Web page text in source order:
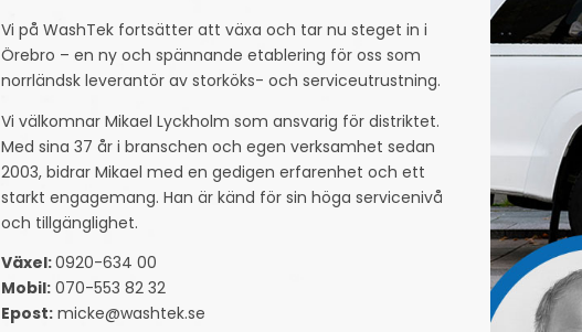
Vi på WashTek fortsätter att växa och tar nu steget in i
Örebro – en ny och spännande etablering för oss som
norrländsk leverantör av storköks- och serviceutrustning.
Vi välkomnar Mikael Lyckholm som ansvarig för distriktet.
Med sina 37 år i branschen och egen verksamhet sedan
2003, bidrar Mikael med en gedigen erfarenhet och ett
starkt engagemang. Han är känd för sin höga servicenivå
och tillgänglighet.
Växel:0920-634 00
Mobil:070-553 82 32
Epost:micke@washtek.se